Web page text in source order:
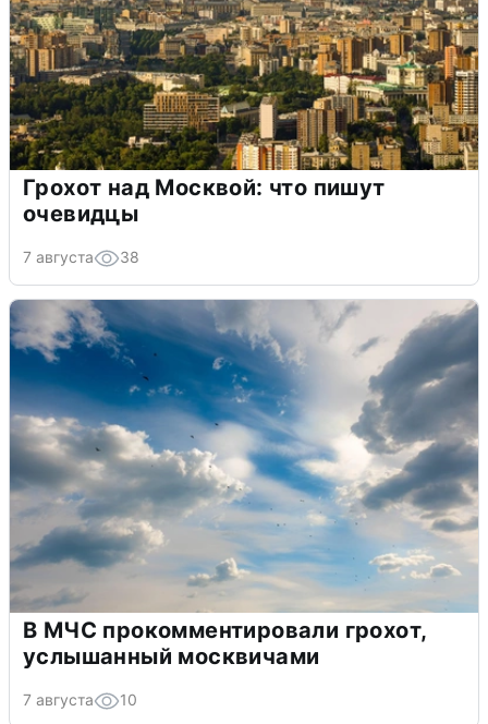
Грохот над Москвой: что пишут
очевидцы
7 августа 38
В МЧС прокомментировали грохот,
услышанный москвичами
7 августа 10